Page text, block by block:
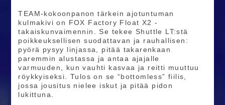
TEAM-kokoonpanon tärkein ajotuntuman
kulmakivi on FOX Factory Float X2 -
takaiskunvaimennin. Se tekee Shuttle LT:stä
poikkeuksellisen suodattavan ja rauhallisen:
pyörä pysyy linjassa, pitää takarenkaan
paremmin alustassa ja antaa ajajalle
varmuuden, kun vauhti kasvaa ja reitti muuttuu
röykkyiseksi. Tulos on se “bottomless” fiilis,
jossa jousitus nielee iskut ja pitää pidon
lukittuna.